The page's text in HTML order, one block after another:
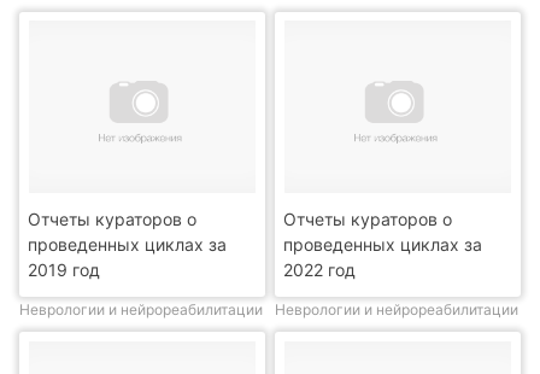
Отчеты кураторов о
проведенных циклах за
2019 год
Неврологии и нейрореабилитации
Отчеты кураторов о
проведенных циклах за
2022 год
Неврологии и нейрореабилитации